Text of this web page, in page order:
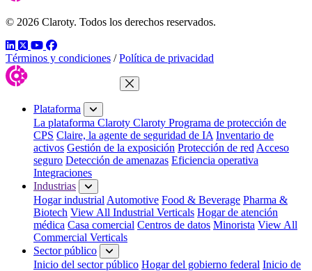
© 2026 Claroty. Todos los derechos reservados.
LinkedIn
TwitterYouTube
Facebook
Términos y condiciones / Política de privacidad
Cerrar menú
Plataforma
La plataforma Claroty Claroty Programa de protección de
CPS Claire, la agente de seguridad de IA Inventario de
activos Gestión de la exposición Protección de red Acceso
seguro Detección de amenazas Eficiencia operativa
Integraciones
Industrias
Hogar industrial Automotive Food & Beverage Pharma &
Biotech View All Industrial Verticals Hogar de atención
médica Casa comercial Centros de datos Minorista View All
Commercial Verticals
Sector público
Inicio del sector público Hogar del gobierno federal Inicio de